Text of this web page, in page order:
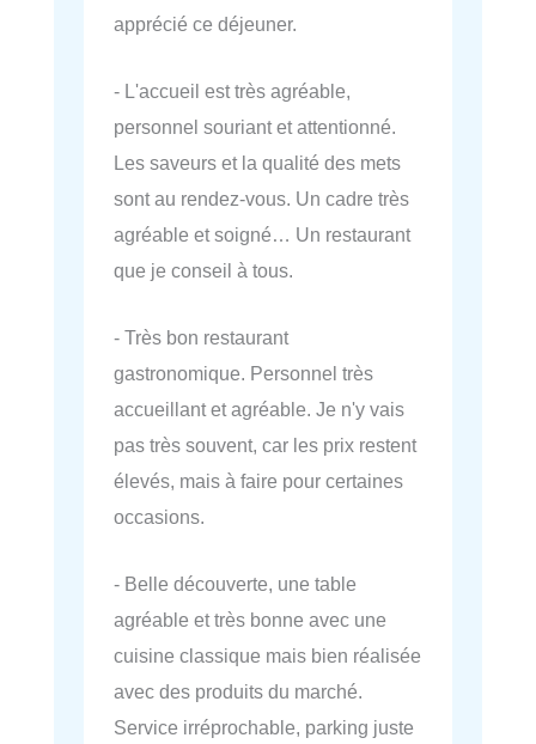
apprécié ce déjeuner.
- L'accueil est très agréable,
personnel souriant et attentionné.
Les saveurs et la qualité des mets
sont au rendez-vous. Un cadre très
agréable et soigné… Un restaurant
que je conseil à tous.
- Très bon restaurant
gastronomique. Personnel très
accueillant et agréable. Je n'y vais
pas très souvent, car les prix restent
élevés, mais à faire pour certaines
occasions.
- Belle découverte, une table
agréable et très bonne avec une
cuisine classique mais bien réalisée
avec des produits du marché.
Service irréprochable, parking juste